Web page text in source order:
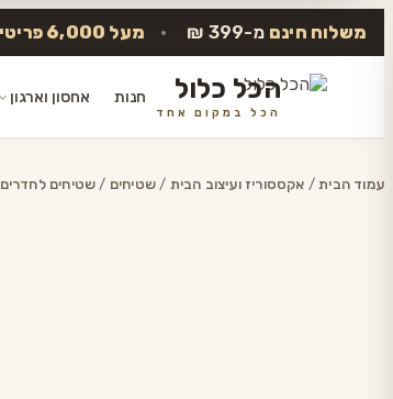
משלוח חינם מ-399 ₪ • מעל 6,000 פריטים
הכל כלול
הכל במקום אחד
חנות אחסון וארגון
עמוד הבית/ אקססוריז ועיצוב הבית /שטיחים / שטיחים לחדרים